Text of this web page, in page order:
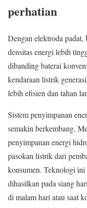
perhatian
Dengan elektroda
densitas energi lebih
dibanding baterai
kendaraan listrik
lebih efisien dan tahan
Sistem penyimpanan
semakin berkembang.
penyimpanan energi
pasokan listrik dari
konsumen. Teknologi
dihasilkan pada siang
di malam hari atau saat